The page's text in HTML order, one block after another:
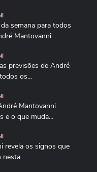
Envie um
completo, data de
nosso
▸
voce/cursos-
semana para todos
Mantovanni
previsões de André
os...
Mantovanni
e o que muda...
revela os signos que
nesta...